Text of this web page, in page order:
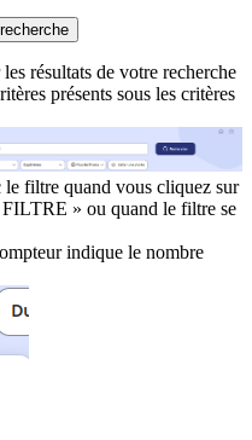
résultats de votre recherche
présents sous les critères
le filtre quand vous cliquez sur
» ou quand le filtre se
indique le nombre